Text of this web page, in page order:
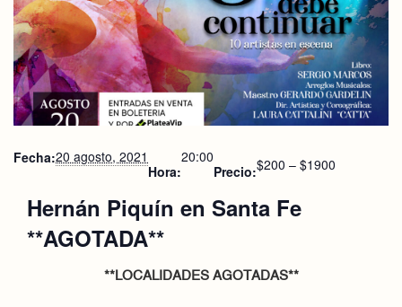
Fecha:20 agosto, 2021
Hora:
20:00
Precio:$200 – $1900
Hernán Piquín en Santa Fe
**AGOTADA**
**LOCALIDADES AGOTADAS**